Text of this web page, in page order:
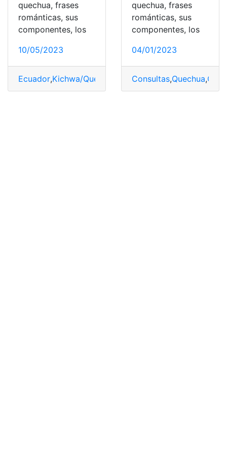
quechua, frases
románticas, sus
componentes, los
10/05/2023
Ecuador,Kichwa/Quechua Quechua
quechua, frases
románticas, sus
componentes, los
04/01/2023
Consultas,Quechua,